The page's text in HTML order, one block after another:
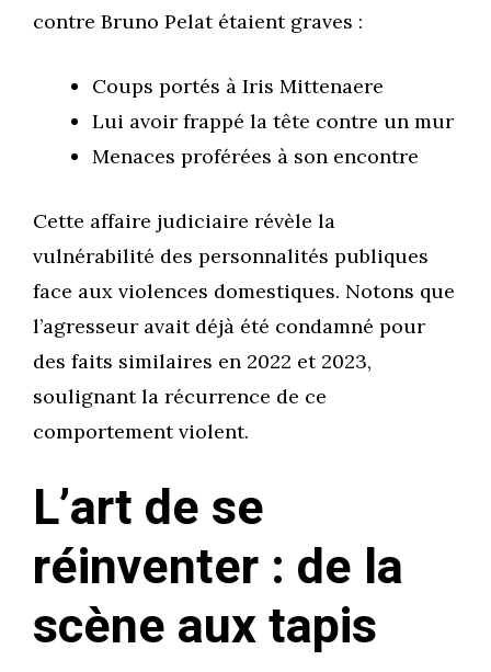
contre Bruno Pelat étaient graves :
Coups portés à Iris Mittenaere
Lui avoir frappé la tête contre un mur
Menaces proférées à son encontre
Cette affaire judiciaire révèle la
vulnérabilité des personnalités publiques
face aux violences domestiques. Notons que
l’agresseur avait déjà été condamné pour
des faits similaires en 2022 et 2023,
soulignant la récurrence de ce
comportement violent.
L’art de se
réinventer : de la
scène aux tapis